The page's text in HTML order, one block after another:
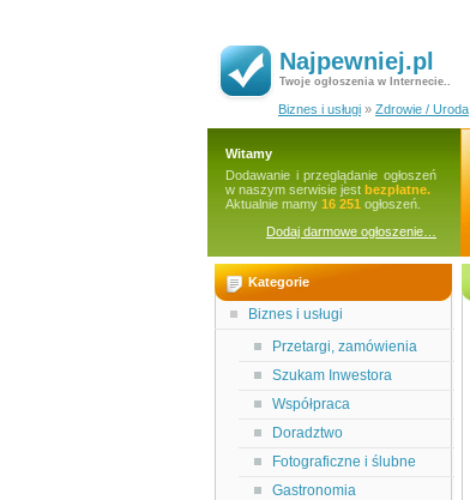
Najpewniej.pl
Twoje ogłoszenia w Internecie..
Biznes i usługi » Zdrowie / Uroda
Witamy
Dodawanie i przeglądanie ogłoszeń
w naszym serwisie jest bezpłatne.
Aktualnie mamy 16 251 ogłoszeń.
Dodaj darmowe ogłoszenie…
Kategorie
Biznes i usługi
Przetargi, zamówienia
Szukam Inwestora
Współpraca
Doradztwo
Fotograficzne i ślubne
Gastronomia